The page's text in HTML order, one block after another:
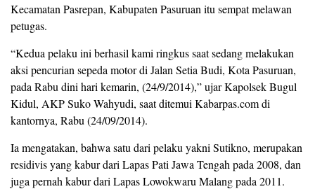
Kecamatan Pasrepan, Kabupaten Pasuruan itu sempat melawan
petugas.
“Kedua pelaku ini berhasil kami ringkus saat sedang melakukan
aksi pencurian sepeda motor di Jalan Setia Budi, Kota Pasuruan,
pada Rabu dini hari kemarin, (24/9/2014),” ujar Kapolsek Bugul
Kidul, AKP Suko Wahyudi, saat ditemui Kabarpas.com di
kantornya, Rabu (24/09/2014).
Ia mengatakan, bahwa satu dari pelaku yakni Sutikno, merupakan
residivis yang kabur dari Lapas Pati Jawa Tengah pada 2008, dan
juga pernah kabur dari Lapas Lowokwaru Malang pada 2011.